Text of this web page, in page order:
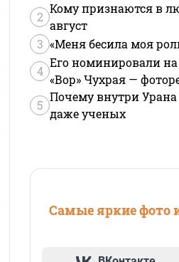
2
Кому признаются в
август
3 «Меня бесила моя
4
Его номинировали на
«Вор» Чухрая —
5
Почему внутри Урана
даже ученых
Самые яркие фото